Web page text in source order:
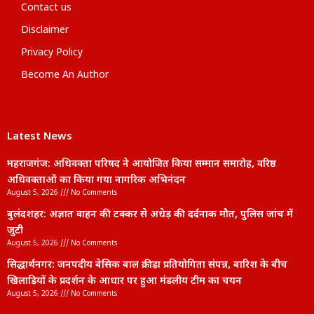
Contact us
Disclaimer
Privacy Policy
Become An Author
Latest News
महराजगंज: अधिवक्ता परिषद ने आयोजित किया सम्मान समारोह, वरिष्ठ
अधिवक्ताओं का किया गया नागरिक अभिनंदन
August 5, 2026 No Comments
बुलंदशहर: अज्ञात वाहन की टक्कर से अधेड़ की दर्दनाक मौत, पुलिस जांच में
जुटी
August 5, 2026 No Comments
सिद्धार्थनगर: जनपदीय बेसिक बाल क्रीड़ा प्रतियोगिता संपन्न, बारिश के बीच
खिलाड़ियों के प्रदर्शन के आधार पर हुआ मंडलीय टीम का चयन
August 5, 2026 No Comments